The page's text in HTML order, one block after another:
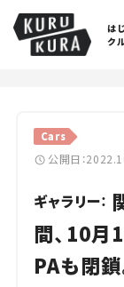
は
ク
Cars
公開日：
ギャラリー：
間、10月
PAも閉鎖
Cars
Traffic
Special